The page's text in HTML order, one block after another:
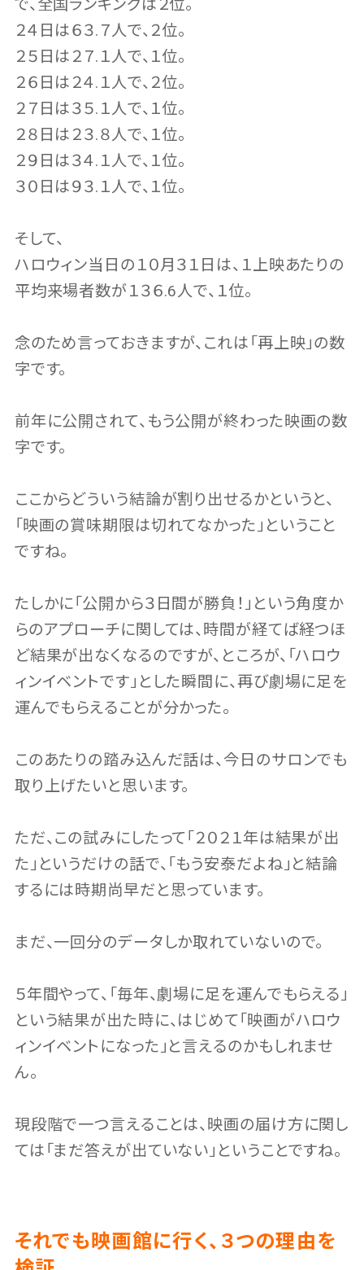
で、全国ランキングは２位。
２４日は６３.７人で、２位。
２５日は２７.１人で、１位。
２６日は２４.１人で、２位。
２７日は３５.１人で、１位。
２８日は２３.８人で、１位。
２９日は３４.１人で、１位。
３０日は９３.１人で、１位。
そして、
ハロウィン当日の１０月３１日は、１上映あたりの
平均来場者数が１３６.6人で、１位。
念のため言っておきますが、これは「再上映」の数
字です。
前年に公開されて、もう公開が終わった映画の数
字です。
ここからどういう結論が割り出せるかというと、
「映画の賞味期限は切れてなかった」ということ
ですね。
たしかに「公開から３日間が勝負！」という角度か
らのアプローチに関しては、時間が経てば経つほ
ど結果が出なくなるのですが、ところが、「ハロウ
ィンイベントです」とした瞬間に、再び劇場に足を
運んでもらえることが分かった。
このあたりの踏み込んだ話は、今日のサロンでも
取り上げたいと思います。
ただ、この試みにしたって「２０２１年は結果が出
た」というだけの話で、「もう安泰だよね」と結論
するには時期尚早だと思っています。
まだ、一回分のデータしか取れていないので。
５年間やって、「毎年、劇場に足を運んでもらえる」
という結果が出た時に、はじめて「映画がハロウ
ィンイベントになった」と言えるのかもしれませ
ん。
現段階で一つ言えることは、映画の届け方に関し
ては「まだ答えが出ていない」ということですね。
それでも映画館に行く、３つの理由を